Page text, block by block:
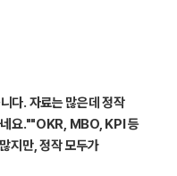
다. 자료는 많은데 정작
네요.""OKR, MBO, KPI 등
지만, 정작 모두가